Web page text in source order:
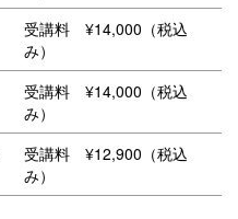
受講料 ¥14,000（税込
み）
受講料 ¥14,000（税込
み）
受講料 ¥12,900（税込
み）